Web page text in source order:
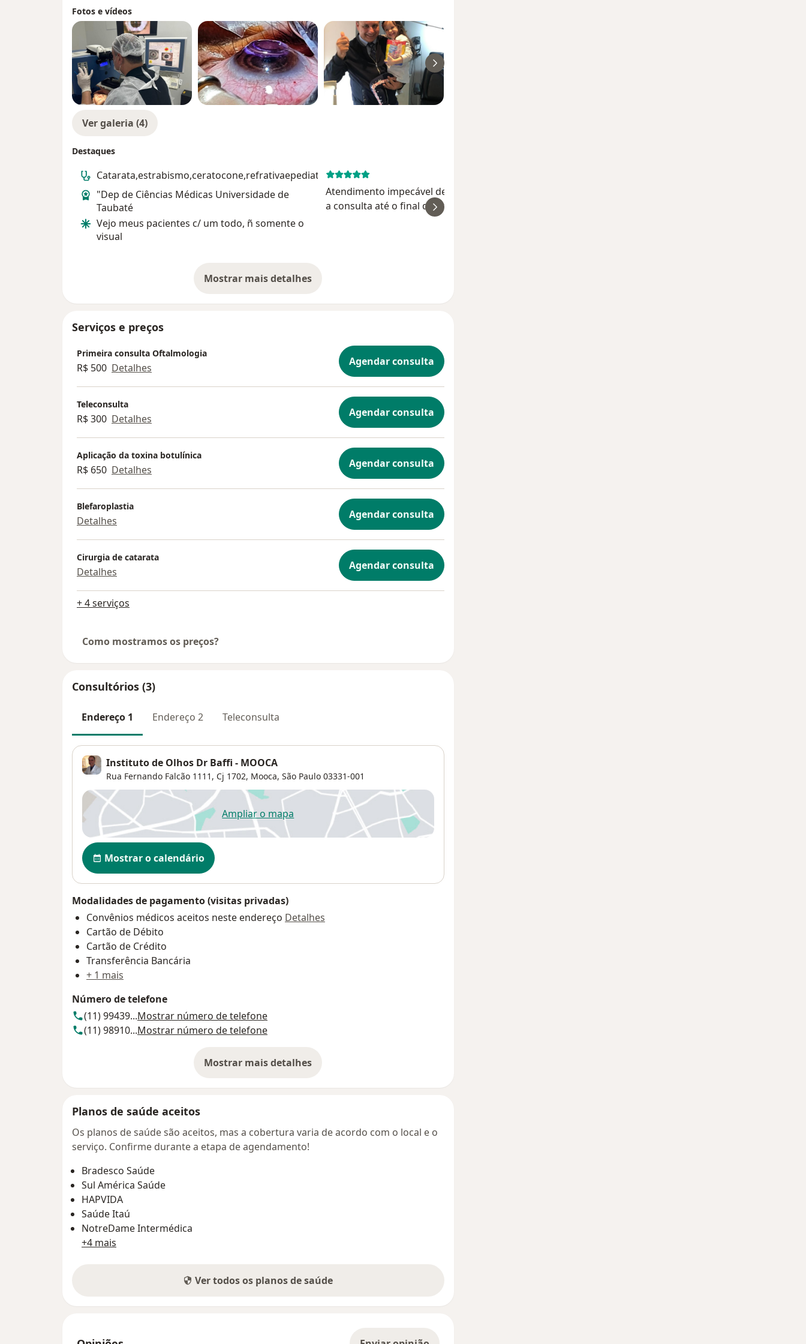
Fotos e vídeos
Ver galeria (4)
Destaques
Catarata,estrabismo,ceratocone,refrativaepediatria
"Dep de Ciências Médicas Universidade de
Taubaté
Vejo meus pacientes c/ um todo, ñ somente o
visual
Atendimento impecável desde a hora de agendar
a consulta até o final do tratamento. Atenção de
todos, o médico super dedicado. Estamos muito
Mostrar mais detalhes
sobre a experiência
Serviços e preços
Primeira consulta Oftalmologia
R$ 500 Detalhes Agendar consulta
Teleconsulta
R$ 300 Detalhes Agendar consulta
Aplicação da toxina botulínica
R$ 650 Detalhes Agendar consulta
Blefaroplastia
Detalhes Agendar consulta
Cirurgia de catarata
Detalhes Agendar consulta
+ 4 serviços
Como mostramos os preços?
Consultórios (3)
Endereço 1 Endereço 2 Teleconsulta
Instituto de Olhos Dr Baffi - MOOCA
Rua Fernando Falcão 1111, Cj 1702, Mooca, São Paulo 03331-001
Ampliar o mapaabre num novo separador
Disponibilidade
Mostrar o calendário
Modalidades de pagamento (visitas privadas)
Convênios médicos aceitos neste endereço Detalhes
Cartão de Débito
Cartão de Crédito
Transferência Bancária
+ 1 mais
Número de telefone
(11) 99439...Mostrar número de telefone
(11) 98910...Mostrar número de telefone
Mostrar mais detalhes
sobre o endereço
Planos de saúde aceitos
Os planos de saúde são aceitos, mas a cobertura varia de acordo com o local e o
serviço. Confirme durante a etapa de agendamento!
Bradesco Saúde
Sul América Saúde
HAPVIDA
Saúde Itaú
NotreDame Intermédica
+4 mais
Ver todos os planos de saúde